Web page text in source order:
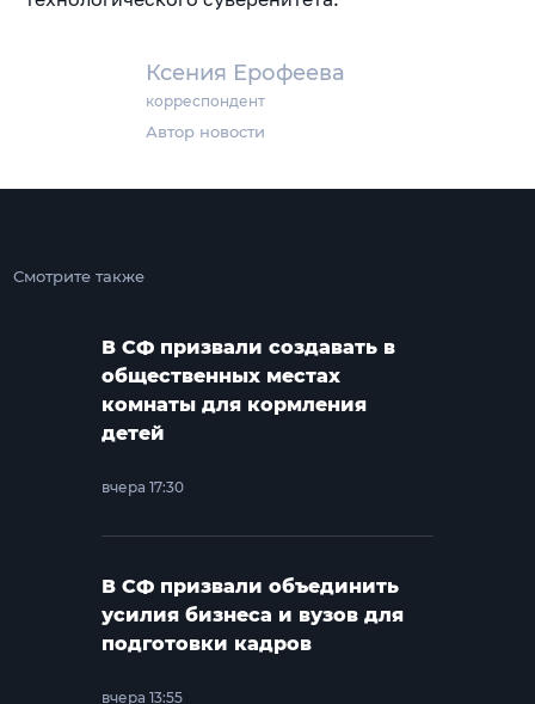
Ксения Ерофеева
корреспондент
Автор новости
Смотрите также
В СФ призвали создавать в
общественных местах
комнаты для кормления
детей
вчера 17:30
В СФ призвали объединить
усилия бизнеса и вузов для
подготовки кадров
вчера 13:55